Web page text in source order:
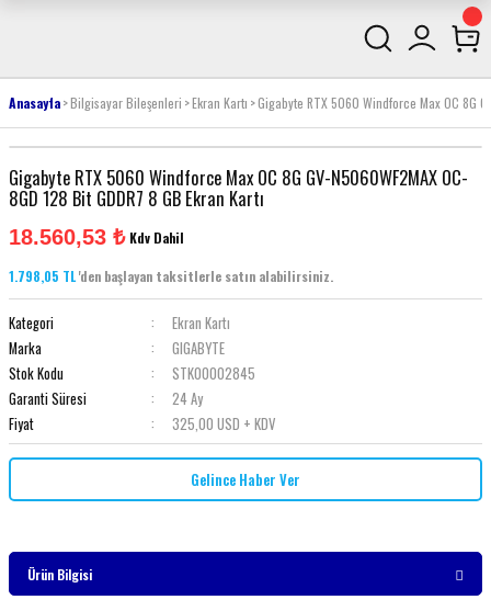
Anasayfa Bilgisayar Bileşenleri Ekran Kartı Gigabyte RTX 5060 Windforce Max OC 8G
Gigabyte RTX 5060 Windforce Max OC 8G GV-N5060WF2MAX OC-
8GD 128 Bit GDDR7 8 GB Ekran Kartı
18.560,53 ₺ Kdv Dahil
1.798,05 TL'den başlayan taksitlerle satın alabilirsiniz.
Kategori
Ekran Kartı
Marka
GIGABYTE
Stok Kodu
STK00002845
Garanti Süresi
24 Ay
Fiyat
325,00 USD + KDV
Gelince Haber Ver
Ürün Bilgisi